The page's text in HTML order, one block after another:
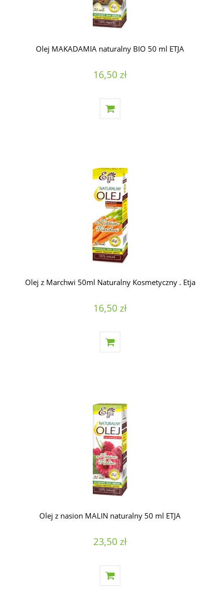
Olej MAKADAMIA naturalny BIO 50 ml ETJA
16,50 zł
Olej z Marchwi 50ml Naturalny Kosmetyczny . Etja
16,50 zł
Olej z nasion MALIN naturalny 50 ml ETJA
23,50 zł